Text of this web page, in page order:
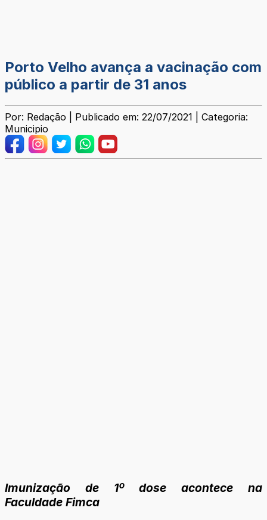
Porto Velho avança a vacinação com
público a partir de 31 anos
Por: Redação | Publicado em: 22/07/2021 | Categoria:
Municipio
Imunização de 1º dose acontece na
Faculdade Fimca